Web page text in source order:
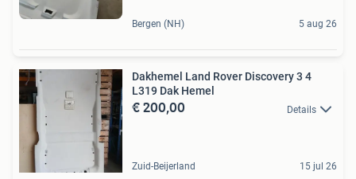
Bergen (NH) 5 aug 26
Dakhemel Land Rover Discovery 3 4
L319 Dak Hemel
€ 200,00 Details
Zuid-Beijerland 15 jul 26